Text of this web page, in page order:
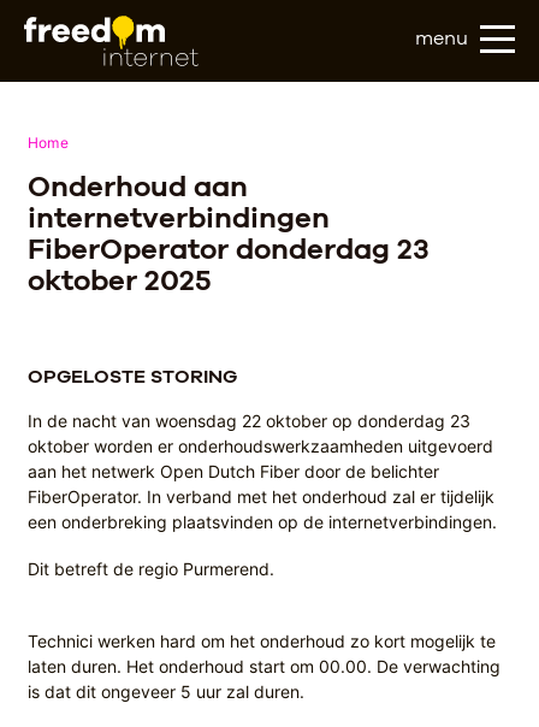
menu
Home
Onderhoud aan
internetverbindingen
FiberOperator donderdag 23
oktober 2025
OPGELOSTE STORING
In de nacht van woensdag 22 oktober op donderdag 23
oktober worden er onderhoudswerkzaamheden uitgevoerd
aan het netwerk Open Dutch Fiber door de belichter
FiberOperator. In verband met het onderhoud zal er tijdelijk
een onderbreking plaatsvinden op de internetverbindingen.
Dit betreft de regio Purmerend.
Technici werken hard om het onderhoud zo kort mogelijk te
laten duren. Het onderhoud start om 00.00. De verwachting
is dat dit ongeveer 5 uur zal duren.